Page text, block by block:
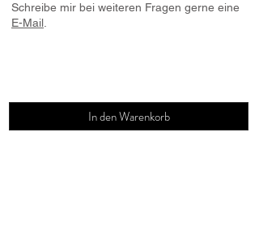
Schreibe mir bei weiteren Fragen gerne eine
E-Mail
In den Warenkorb